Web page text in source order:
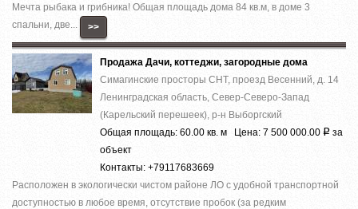
Мечта рыбака и грибника! Общая площадь дома 84 кв.м, в доме 3
спальни, две...
>>
Продажа Дачи, коттеджи, загородные дома
Симагинские просторы СНТ, проезд Весенний, д. 14
Ленинградская область, Север-Северо-Запад
(Карельский перешеек), р-н Выборгский
Общая площадь: 60.00 кв. м Цена: 7 500 000.00 Р за
объект
Контакты: +79117683669
Расположен в экологически чистом районе ЛО с удобной транспортной
доступностью в любое время, отсутствие пробок (за редким